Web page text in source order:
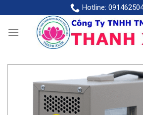
content
Hotline: